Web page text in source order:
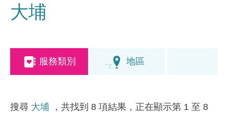
大埔
服務類別 地區
搜尋 大埔
，共找到 8 項結果，正在顯示第 1 至 8